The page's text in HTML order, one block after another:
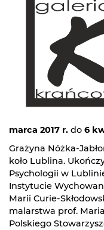
marca 2017 r. do 6
Grażyna Nóżka-
koło Lublina.
Psychologii w
Instytucie
Marii Curie-
malarstwa prof.
Polskiego